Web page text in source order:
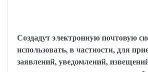
Создадут электронную почтовую
использовать, в частности, для
заявлений, уведомлений,